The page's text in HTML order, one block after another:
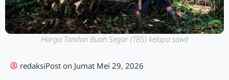
Harga Tandan Buah Segar (TBS) kelapa sawit
redaksiPost on Jumat Mei 29, 2026